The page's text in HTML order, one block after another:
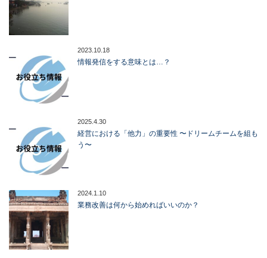
2023.10.18
情報発信をする意味とは…？
2025.4.30
経営における「他力」の重要性 〜ドリームチームを組も
う〜
2024.1.10
業務改善は何から始めればいいのか？